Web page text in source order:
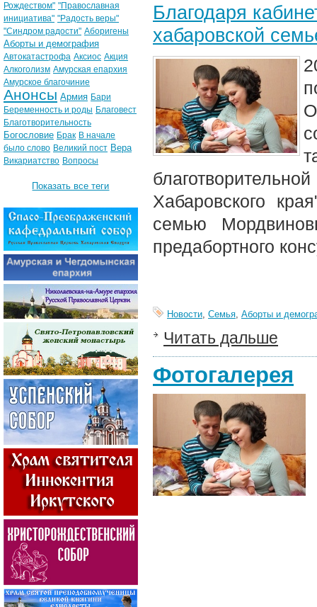
Благодаря
хабаровской
Хабаровского
семью
предабортного
Новости, Семья, Аборты и
Читать дальше
Фотогалерея
Рождеством" "Православная
инициатива" "Радость веры"
"Синдром радости" Аборигены
Аборты и демография
Автокатастрофа Аксиос Акция
Алкоголизм Амурская епархия
Амурское благочиние
Анонсы Армия Бари
Беременность и роды Благовест
Благотворительность
Богословие Брак В начале
было слово Великий пост Вера
Викариатство Вопросы
Показать все теги